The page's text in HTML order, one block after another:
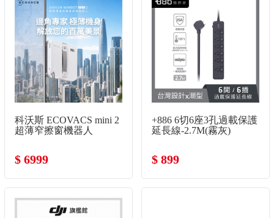
科沃斯 ECOVACS mini 2
超薄窄擦窗機器人
$ 6999
+886 6切6座3孔過載保護
延長線-2.7M(霧灰)
$ 899